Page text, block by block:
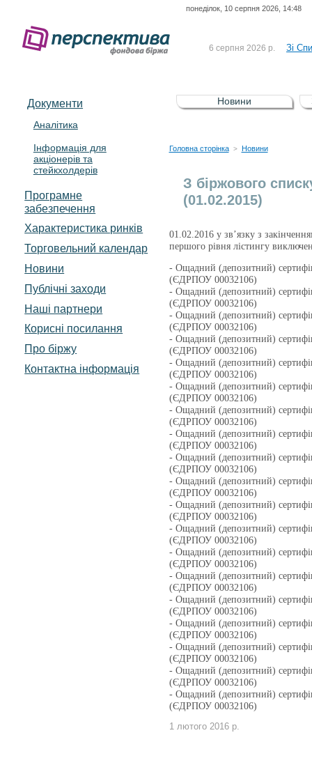
понеділок, 10 серпня 2026, 14:48
4 серпня 2026 р.
До
UA4000232607)
5 серпня 2026 р. До
відсоткова
Документи
Аналітика
Інформація для
акціонерів та
стейкхолдерів
Програмне
забезпечення
Характеристика pинків
Торговельний календар
Новини
Публічні заходи
Наші партнери
Корисні посилання
Про біржу
Контактна інформація
Новини
Головна сторінка > Новини
З біржового
(01.02.2015)
01.02.2016 у зв’язку з
першого рівня лістингу
- Ощадний (депозитний)
(ЄДРПОУ 00032106)
- Ощадний (депозитний)
(ЄДРПОУ 00032106)
- Ощадний (депозитний)
(ЄДРПОУ 00032106)
- Ощадний (депозитний)
(ЄДРПОУ 00032106)
- Ощадний (депозитний)
(ЄДРПОУ 00032106)
- Ощадний (депозитний)
(ЄДРПОУ 00032106)
- Ощадний (депозитний)
(ЄДРПОУ 00032106)
- Ощадний (депозитний)
(ЄДРПОУ 00032106)
- Ощадний (депозитний)
(ЄДРПОУ 00032106)
- Ощадний (депозитний)
(ЄДРПОУ 00032106)
- Ощадний (депозитний)
(ЄДРПОУ 00032106)
- Ощадний (депозитний)
(ЄДРПОУ 00032106)
- Ощадний (депозитний)
(ЄДРПОУ 00032106)
- Ощадний (депозитний)
(ЄДРПОУ 00032106)
- Ощадний (депозитний)
(ЄДРПОУ 00032106)
- Ощадний (депозитний)
(ЄДРПОУ 00032106)
- Ощадний (депозитний)
(ЄДРПОУ 00032106)
- Ощадний (депозитний)
(ЄДРПОУ 00032106)
- Ощадний (депозитний)
(ЄДРПОУ 00032106)
1 лютого 2016 р.